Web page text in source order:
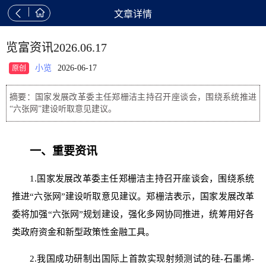
  文章详情
览富资讯2026.06.17
原创 小览 2026-06-17
摘要：国家发展改革委主任郑栅洁主持召开座谈会，围绕系统推进
“六张网”建设听取意见建议。
一、重要资讯
1.国家发展改革委主任郑栅洁主持召开座谈会，围绕系统
推进“六张网”建设听取意见建议。郑栅洁表示，国家发展改革
委将加强“六张网”规划建设，强化多网协同推进，统筹用好各
类政府资金和新型政策性金融工具。
2.我国成功研制出国际上首款实现射频测试的硅-石墨烯-